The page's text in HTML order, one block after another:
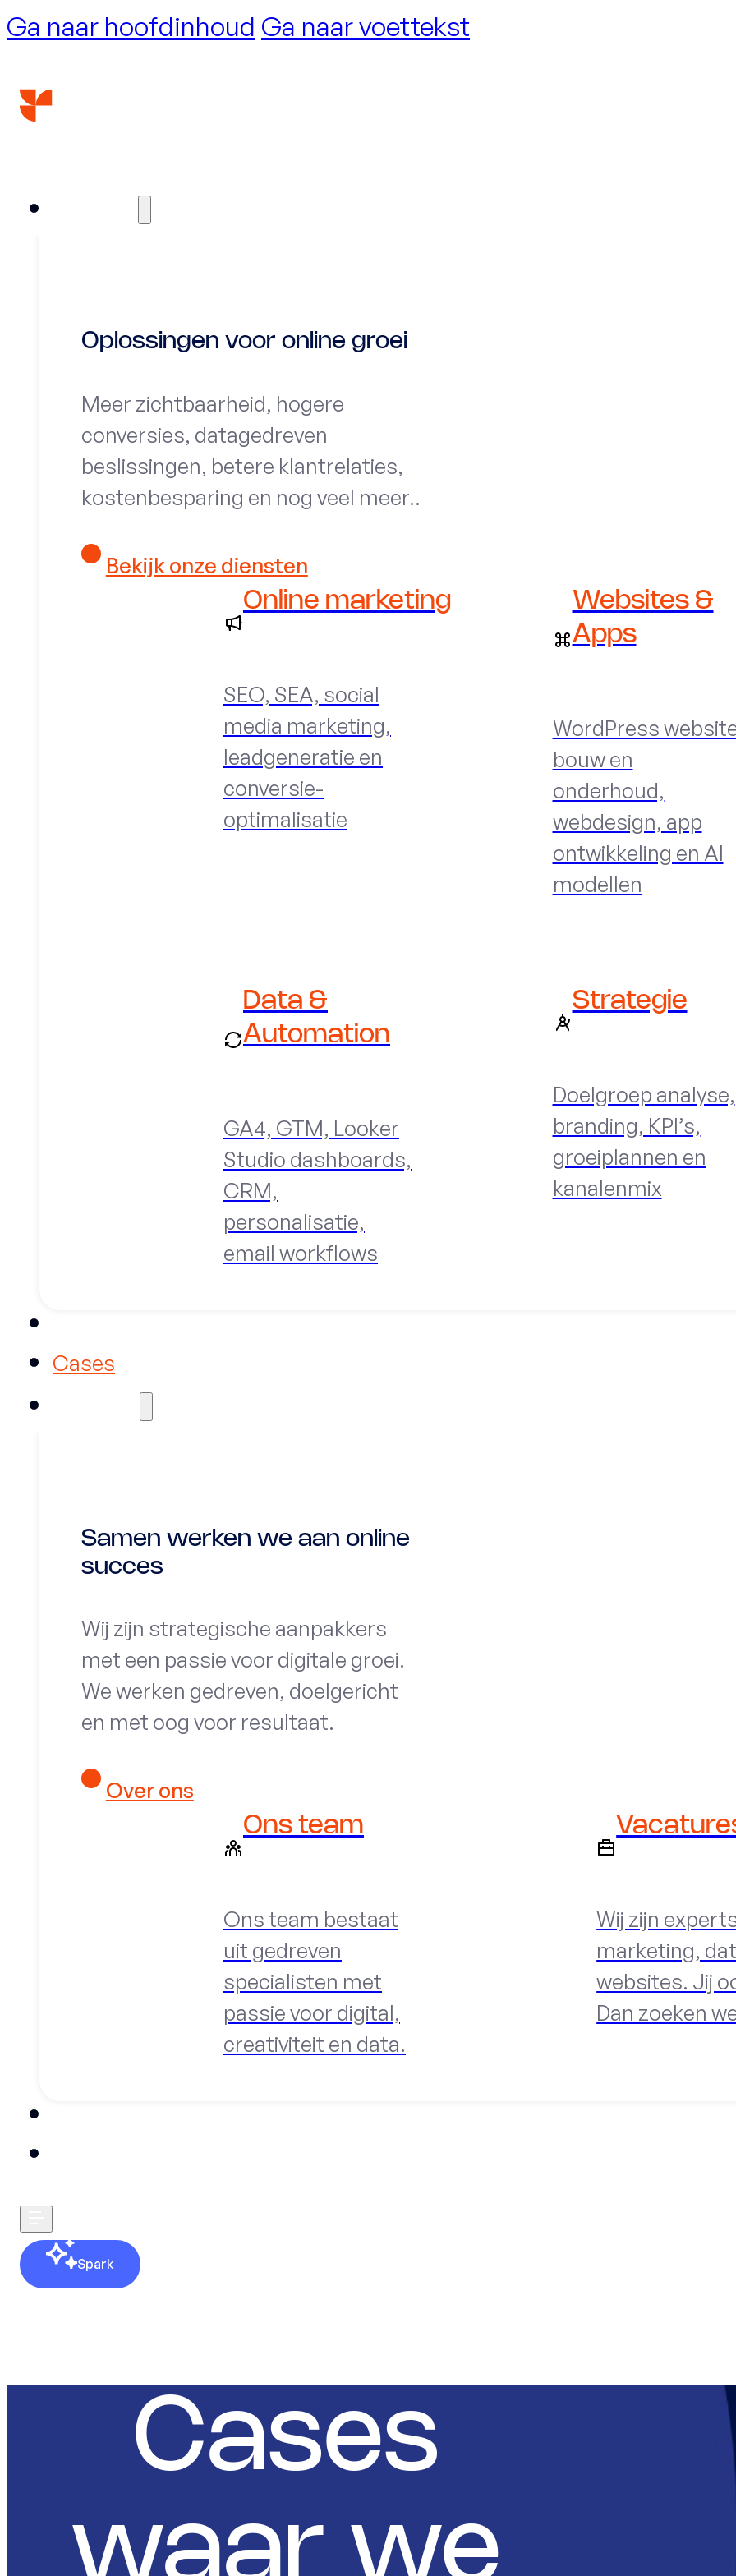
Ga naar hoofdinhoud Ga naar voettekst
Oplossingen voor online groei
Meer zichtbaarheid, hogere
conversies, datagedreven
beslissingen, betere klantrelaties,
kostenbesparing en nog veel meer..
Bekijk onze diensten
Online marketing
SEO, SEA, social
media marketing,
leadgeneratie en
conversie-
optimalisatie
Websites &
Apps
WordPress
bouw en
onderhoud,
webdesign, app
ontwikkeling en AI
modellen
Data &
Automation
GA4, GTM, Looker
Studio dashboards,
CRM,
personalisatie,
email workflows
Strategie
Doelgroep analyse,
branding, KPI’s,
groeiplannen en
kanalenmix
Cases
Samen werken we aan online
succes
Wij zijn strategische aanpakkers
met een passie voor digitale groei.
We werken gedreven, doelgericht
en met oog voor resultaat.
Over ons
Ons team
Ons team bestaat
uit gedreven
specialisten met
passie voor digital,
creativiteit en data.
Wij zijn
marketing,
websites. Jij
Dan zoeken
Spark
Cases
waar we